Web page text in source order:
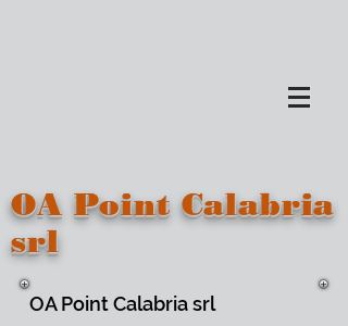
OA Point Calabria
srl
OA Point Calabria srl